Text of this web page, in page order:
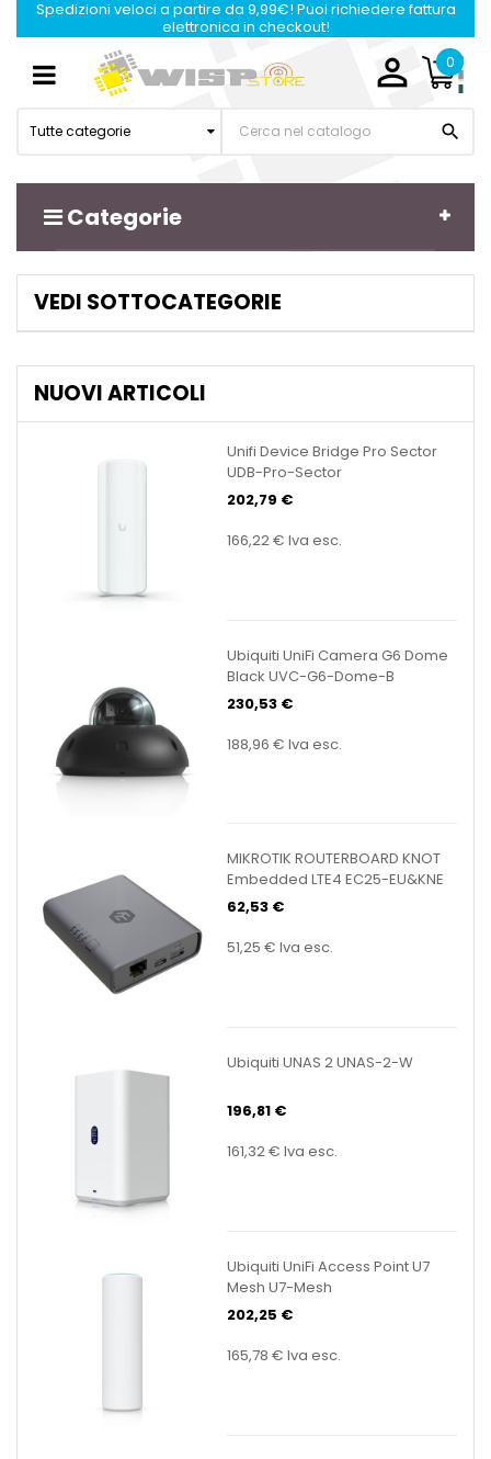
Spedizioni veloci a partire da 9,99€! Puoi richiedere fattura
elettronica in checkout!
 0
Tutte categorie 
Categorie
Navigazione
Toggle
VEDI SOTTOCATEGORIE
NUOVI ARTICOLI
Unifi Device Bridge Pro Sector
UDB-Pro-Sector
202,79 €
166,22 € Iva esc.
Ubiquiti UniFi Camera G6 Dome
Black UVC-G6-Dome-B
230,53 €
188,96 € Iva esc.
MIKROTIK ROUTERBOARD KNOT
Embedded LTE4 EC25-EU&KNE
62,53 €
51,25 € Iva esc.
Ubiquiti UNAS 2 UNAS-2-W
196,81 €
161,32 € Iva esc.
Ubiquiti UniFi Access Point U7
Mesh U7-Mesh
202,25 €
165,78 € Iva esc.